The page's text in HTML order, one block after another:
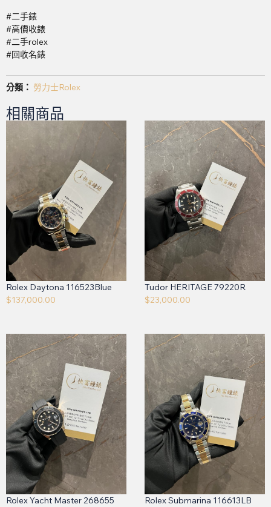
#二手錶
#高價收錶
#二手rolex
#回收名錶
分類： 勞力士Rolex
相關商品
Rolex Daytona 116523Blue
$137,000.00
Tudor HERITAGE 79220R
$23,000.00
Rolex Yacht Master 268655
Rolex Submarina 116613LB